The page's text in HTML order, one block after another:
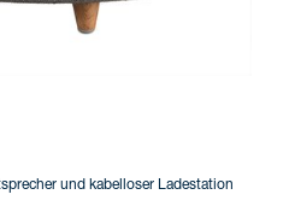
und kabelloser Ladestation